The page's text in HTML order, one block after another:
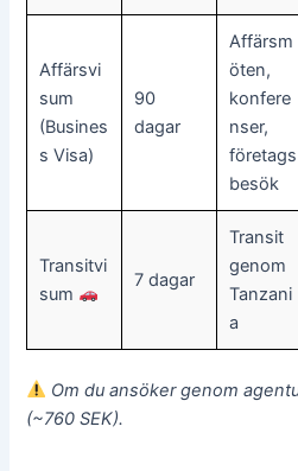
Affärsvi
sum
(Busines
s Visa)
90
dagar
Affärsm
öten,
konfere
nser,
företags
besök
Transitvi
sum
7 dagar
Transit
genom
Tanzani
a
Om du ansöker genom
(~760 SEK).